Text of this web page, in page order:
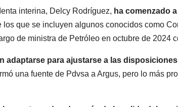
interina, Delcy Rodríguez, ha comenzado
los que se incluyen algunos conocidos como
de ministra de Petróleo en octubre de 2024
adaptarse para ajustarse a las
una fuente de Pdvsa a Argus, pero lo más